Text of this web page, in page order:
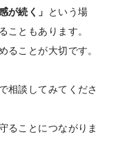
が続く」
という場
こともあります。
ることが大切です。
相談してみてくださ
ることにつながりま